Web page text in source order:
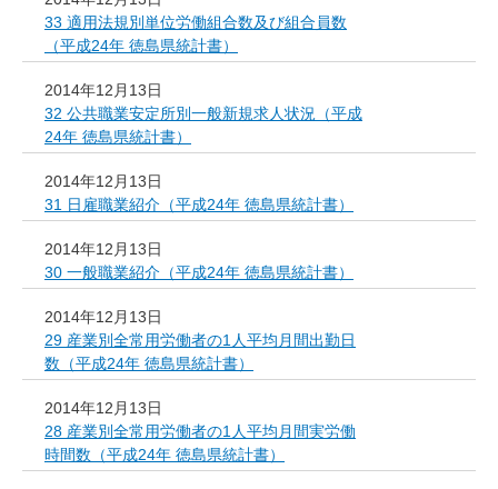
33 適用法規別単位労働組合数及び組合員数
（平成24年 徳島県統計書）
2014年12月13日
32 公共職業安定所別一般新規求人状況（平成
24年 徳島県統計書）
2014年12月13日
31 日雇職業紹介（平成24年 徳島県統計書）
2014年12月13日
30 一般職業紹介（平成24年 徳島県統計書）
2014年12月13日
29 産業別全常用労働者の1人平均月間出勤日
数（平成24年 徳島県統計書）
2014年12月13日
28 産業別全常用労働者の1人平均月間実労働
時間数（平成24年 徳島県統計書）